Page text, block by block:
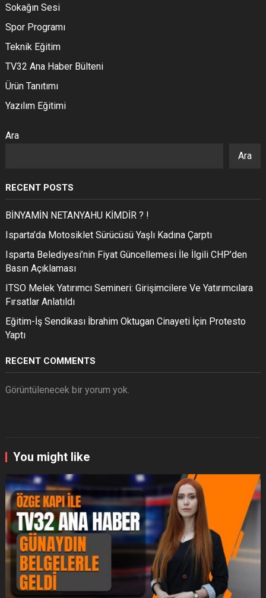
Sokağın Sesi
Spor Programı
Teknik Eğitim
TV32 Ana Haber Bülteni
Ürün Tanıtımı
Yazılım Eğitimi
Ara
Ara
RECENT POSTS
BİNYAMİN NETANYAHU KİMDİR ? !
Isparta’da Motosiklet Sürücüsü Yaşlı Kadına Çarptı
Isparta Belediyesi’nin Fiyat Güncellemesi İle İlgili CHP’den
Basın Açıklaması
ITSO Melek Yatırımcı Semineri: Girişimcilere Ve Yatırımcılara
Fırsatlar Anlatıldı
Eğitim-İş Sendikası İbrahim Oktugan Cinayeti İçin Protesto
Yaptı
RECENT COMMENTS
Görüntülenecek bir yorum yok.
You might like